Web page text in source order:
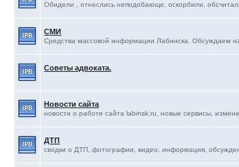
Обидели , отнеслись неподобающе, оскорбили,
СМИ
Средства массовой информации Лабинска. Обсуждаем
Советы адвоката.
Новости сайта
новости о работе сайта labinsk.ru, новые сервисы,
ДТП
сводки о ДТП, фотографии, видео, информация,